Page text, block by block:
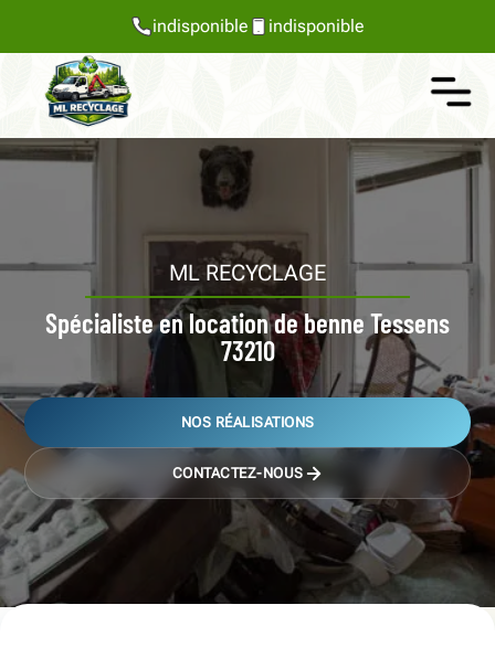
indisponible indisponible
ML RECYCLAGE
Spécialiste en location de benne Tessens
73210
NOS RÉALISATIONS
CONTACTEZ-NOUS